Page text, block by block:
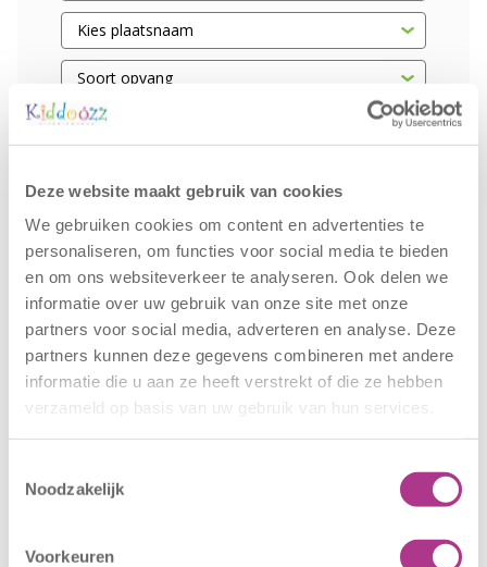
Deze website maakt gebruik van cookies
We gebruiken cookies om content en advertenties te
personaliseren, om functies voor social media te bieden
en om ons websiteverkeer te analyseren. Ook delen we
informatie over uw gebruik van onze site met onze
partners voor social media, adverteren en analyse. Deze
partners kunnen deze gegevens combineren met andere
informatie die u aan ze heeft verstrekt of die ze hebben
verzameld op basis van uw gebruik van hun services.
Noodzakelijk
Voorkeuren
Vacatures kinderopvang
Kiddoozz
Assistent Controller
Assistent Controller
28 - 32 uur
Alle soorten opvang